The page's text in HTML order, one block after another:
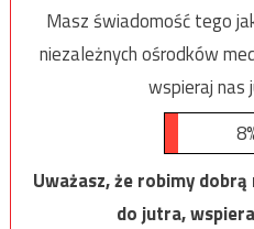
Masz świadomość tego
niezależnych ośrodków
wspieraj nas
Uważasz, że robimy
do jutra,